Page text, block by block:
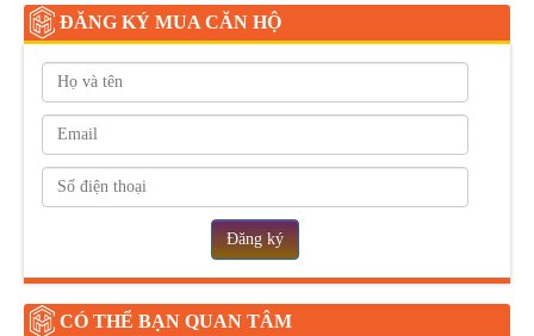
ĐĂNG KÝ MUA CĂN HỘ
Đăng ký
CÓ THỂ BẠN QUAN TÂM